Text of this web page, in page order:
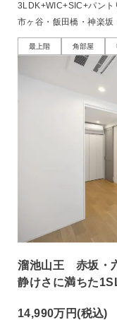
3LDK+WIC+SIC+パント
市ヶ谷・飯田橋・神楽坂
最上階 角部屋
溜池山王 赤坂・
静けさに満ちた
14,990万円(税込)